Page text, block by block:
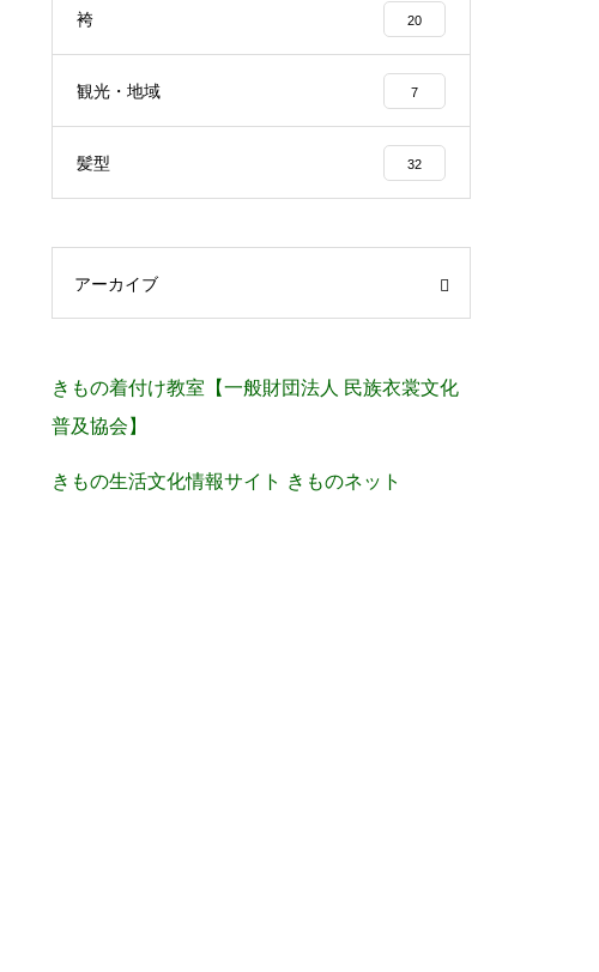
袴 20
観光・地域 7
髪型 32
アーカイブ
きもの着付け教室【一般財団法人 民族衣裳文化
普及協会】
きもの生活文化情報サイト きものネット